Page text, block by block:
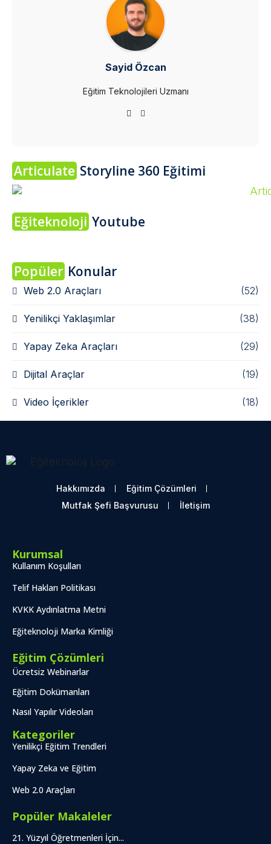
Sayid Özcan
Eğitim Teknolojileri Uzmanı
Articulate Storyline 360 Eğitimi
Eğiteknoloji Youtube
Popüler Konular
Web 2.0 Araçları (52)
Yenilikçi Yaklaşımlar (38)
Yapay Zeka Araçları (29)
Dijital Araçlar (19)
Video İçerikler (18)
Kurumsal
Kullanım Koşulları
Telif Hakları Politikası
KVKK Aydınlatma Metni
Eğiteknoloji Marka Kimliği
Eğitim Çözümleri
Ücretsiz Webinarlar
Eğitim Dokümanları
Nasıl Yapılır Videoları
Kategoriler
Yenilikçi Eğitim Trendleri
Yapay Zeka ve Eğitim
Web 2.0 Araçları
Popüler Makaleler
21. Yüzyıl Öğretmenleri İçin...
Hakkımızda
Eğitim Çözümleri
Mutfak Şefi Başvurusu
İletişim